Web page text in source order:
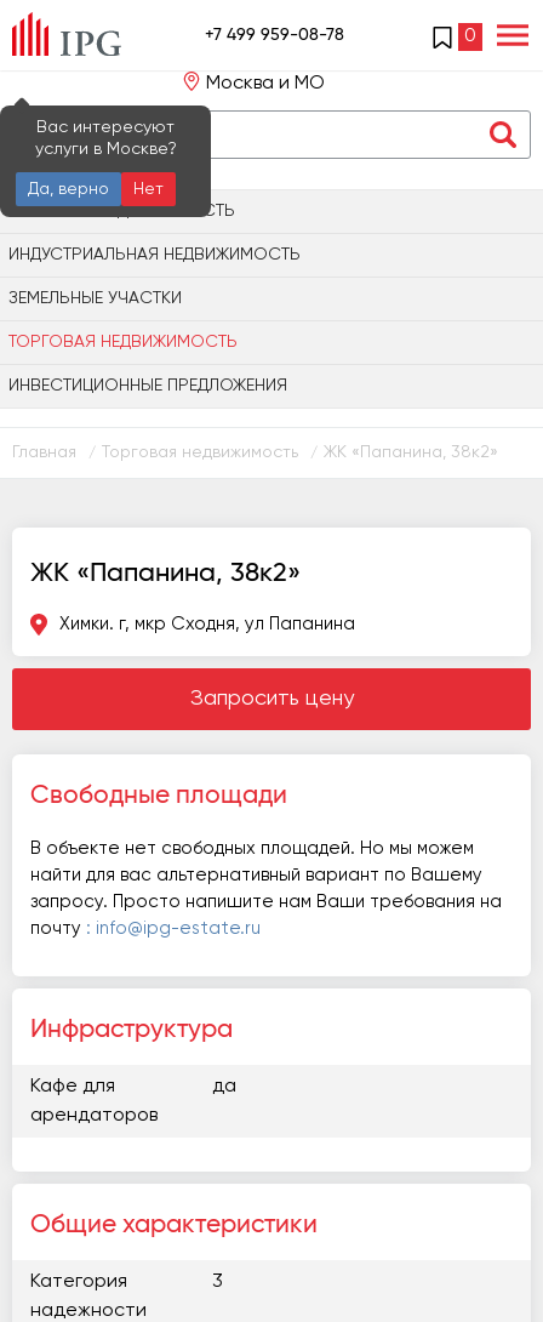
+7 499 959-08-78 0
Москва и МО
Вас интересуют
услуги в Москве?
Да, верно
Нет
ОФИСНАЯ НЕДВИЖИМОСТЬ
ИНДУСТРИАЛЬНАЯ НЕДВИЖИМОСТЬ
ЗЕМЕЛЬНЫЕ УЧАСТКИ
ТОРГОВАЯ НЕДВИЖИМОСТЬ
ИНВЕСТИЦИОННЫЕ ПРЕДЛОЖЕНИЯ
Главная / Торговая недвижимость / ЖК «Папанина, 38к2»
ЖК «Папанина, 38к2»
Химки. г, мкр Сходня, ул Папанина
Запросить цену
Свободные площади
В объекте нет свободных площадей. Но мы можем
найти для вас альтернативный вариант по Вашему
запросу. Просто напишите нам Ваши требования на
почту : info@ipg-estate.ru
Инфраструктура
Кафе для
арендаторов
да
Общие характеристики
Категория
надежности
3